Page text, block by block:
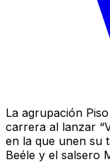
La agrupación
carrera al lanzar
en la que unen su
Beéle y el salsero